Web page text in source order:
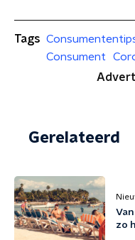
Tags
Consument
Gerelateerd
zo